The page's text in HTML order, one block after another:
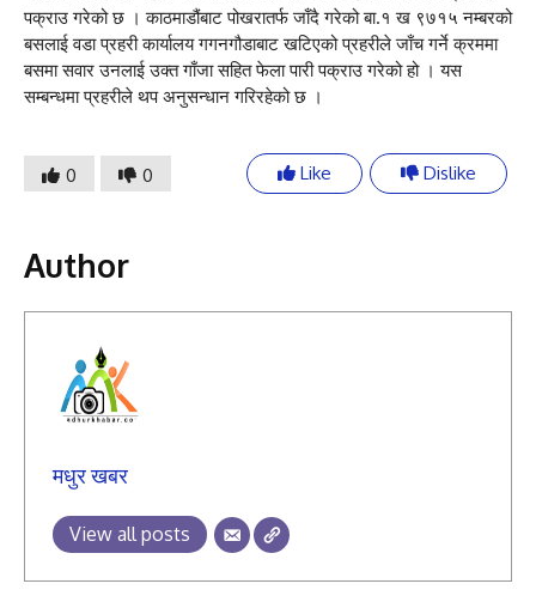
पक्राउ गरेको छ । काठमाडौंबाट पोखरातर्फ जाँदै गरेको बा.१ ख ९७१५ नम्बरको
बसलाई वडा प्रहरी कार्यालय गगनगौडाबाट खटिएको प्रहरीले जाँच गर्ने क्रममा
बसमा सवार उनलाई उक्त गाँजा सहित फेला पारी पक्राउ गरेको हो । यस
सम्बन्धमा प्रहरीले थप अनुसन्धान गरिरहेको छ ।
0 0 Like Dislike
Author
मधुर खबर
View all posts